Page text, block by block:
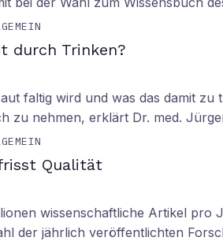
durch Trinken?
faltig wird und was das damit zu
zu nehmen, erklärt Dr. med.
Qualität
wissenschaftliche Artikel pro
der jährlich veröffentlichten